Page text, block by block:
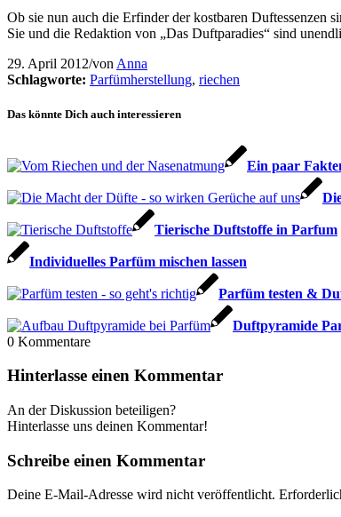
Ob sie nun auch die Erfinder der kostbaren Duftessenzen
Sie und die Redaktion von „Das Duftparadies“ sind
29. April 2012/von Anna
Schlagworte: Parfümherstellung, riechen
Das könnte Dich auch interessieren
Ein paar
Tierische Duftstoffe in Parfum
Individuelles Parfüm mischen lassen
Parfüm testen &
Duftpyramide
0 Kommentare
Hinterlasse einen Kommentar
An der Diskussion beteiligen?
Hinterlasse uns deinen Kommentar!
Schreibe einen Kommentar
Deine E-Mail-Adresse wird nicht veröffentlicht.